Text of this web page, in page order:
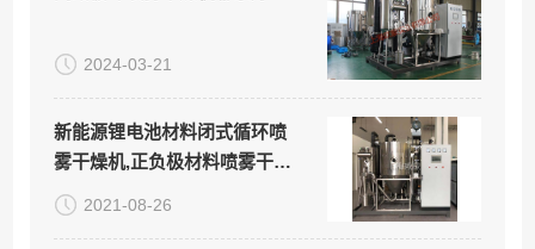
2024-03-21
新能源锂电池材料闭式循环喷
雾干燥机,正负极材料喷雾干燥
机
2021-08-26